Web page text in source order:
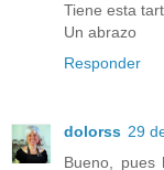
Tiene esta
Un abrazo
Responder
dolorss 29
Bueno,